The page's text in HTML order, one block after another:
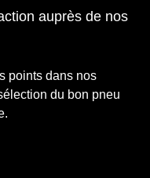
auprès de nos
points dans nos
du bon pneu